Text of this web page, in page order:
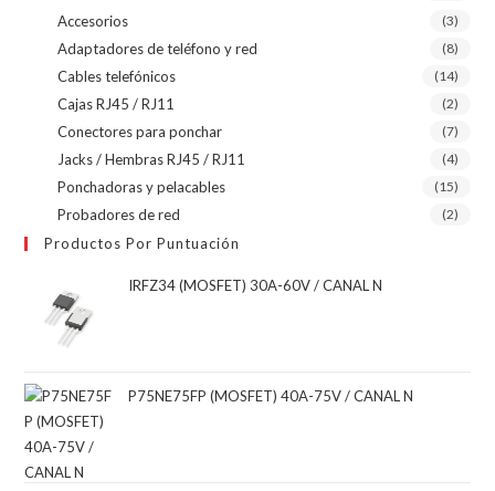
Accesorios (3)
Adaptadores de teléfono y red (8)
Cables telefónicos (14)
Cajas RJ45 / RJ11 (2)
Conectores para ponchar (7)
Jacks / Hembras RJ45 / RJ11 (4)
Ponchadoras y pelacables (15)
Probadores de red (2)
Productos Por Puntuación
IRFZ34 (MOSFET) 30A-60V / CANAL N
P75NE75FP (MOSFET) 40A-75V / CANAL N